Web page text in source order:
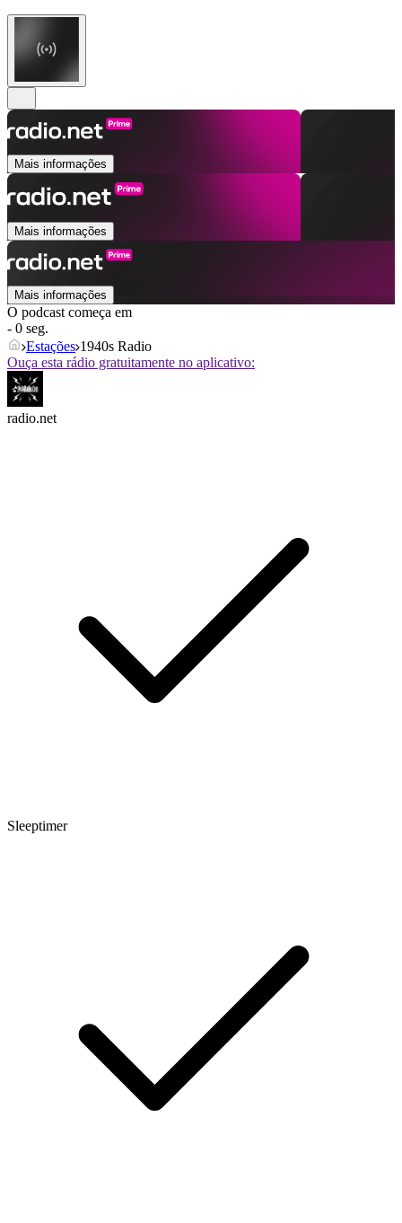
Mais informações
Mais informações
Mais informações
O podcast começa em
- 0 seg.
Estações 1940s Radio
Ouça esta rádio gratuitamente no aplicativo:
radio.net
Sleeptimer